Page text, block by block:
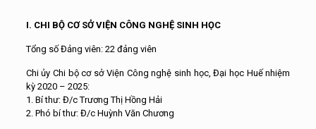
I. CHI BỘ CƠ SỞ VIỆN CÔNG NGHỆ SINH HỌC
Tổng số Đảng viên: 22 đảng viên
Chi ủy Chi bộ cơ sở Viện Công nghệ sinh học, Đại học Huế nhiệm
kỳ 2020 – 2025:
1. Bí thư: Đ/c Trương Thị Hồng Hải
2. Phó bí thư: Đ/c Huỳnh Văn Chương